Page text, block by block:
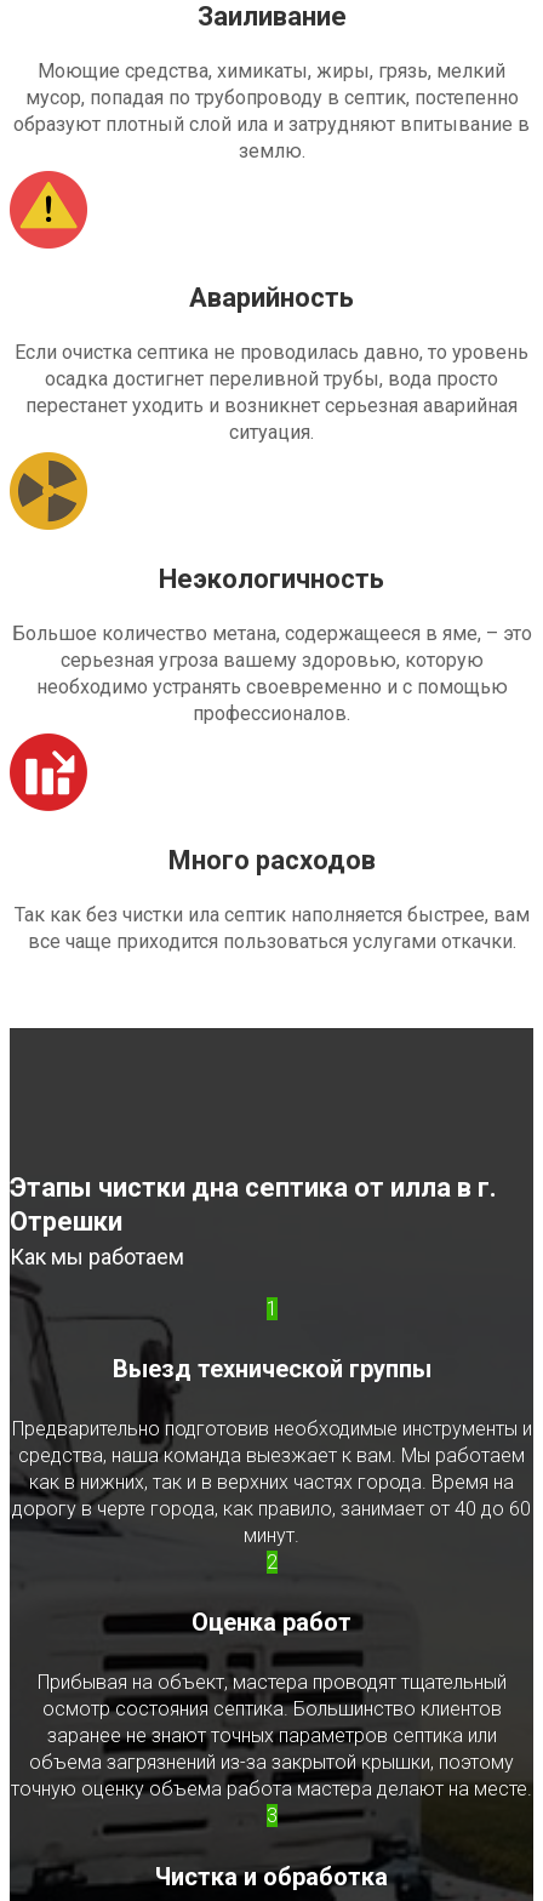
Заиливание
Моющие средства, химикаты, жиры, грязь, мелкий
мусор, попадая по трубопроводу в септик, постепенно
образуют плотный слой ила и затрудняют впитывание в
землю.
Аварийность
Если очистка септика не проводилась давно, то уровень
осадка достигнет переливной трубы, вода просто
перестанет уходить и возникнет серьезная аварийная
ситуация.
Неэкологичность
Большое количество метана, содержащееся в яме, – это
серьезная угроза вашему здоровью, которую
необходимо устранять своевременно и с помощью
профессионалов.
Много расходов
Так как без чистки ила септик наполняется быстрее, вам
все чаще приходится пользоваться услугами откачки.
Этапы чистки дна септика от илла в г.
Отрешки
Как мы работаем
1
Выезд технической группы
Предварительно подготовив необходимые инструменты и
средства, наша команда выезжает к вам. Мы работаем
как в нижних, так и в верхних частях города. Время на
дорогу в черте города, как правило, занимает от 40 до 60
минут.
2
Оценка работ
Прибывая на объект, мастера проводят тщательный
осмотр состояния септика. Большинство клиентов
заранее не знают точных параметров септика или
объема загрязнений из-за закрытой крышки, поэтому
точную оценку объема работа мастера делают на месте.
3
Чистка и обработка